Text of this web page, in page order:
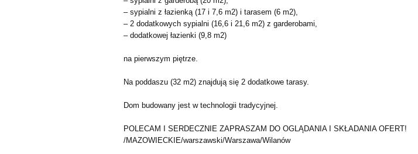
– sypialni z łazienką (17 i 7,6 m2) i tarasem (6 m2),
– 2 dodatkowych sypialni (16,6 i 21,6 m2) z garderobami,
– dodatkowej łazienki (9,8 m2)
na pierwszym piętrze.
Na poddaszu (32 m2) znajdują się 2 dodatkowe tarasy.
Dom budowany jest w technologii tradycyjnej.
POLECAM I SERDECZNIE ZAPRASZAM DO OGLĄDANIA I SKŁADANIA OFERT!
/MAZOWIECKIE/warszawski/Warszawa/Wilanów